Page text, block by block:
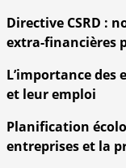
Directive CSRD :
extra-financières
L’importance des
et leur emploi
Planification
entreprises et la